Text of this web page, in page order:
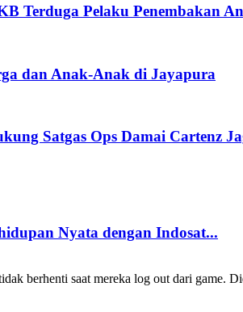
Terduga Pelaku Penembakan
dan Anak-Anak di Jayapura
Satgas Ops Damai Cartenz
Nyata dengan Indosat...
berhenti saat mereka log out dari game.